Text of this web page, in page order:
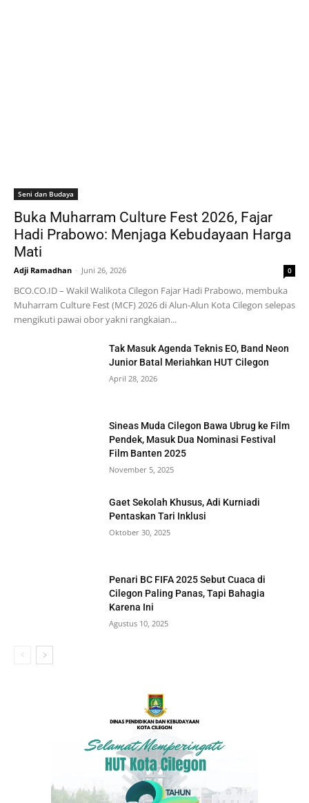
Seni dan Budaya
Buka Muharram Culture Fest 2026, Fajar
Hadi Prabowo: Menjaga Kebudayaan Harga
Mati
Adji Ramadhan - Juni 26, 2026 0
BCO.CO.ID – Wakil Walikota Cilegon Fajar Hadi Prabowo, membuka
Muharram Culture Fest (MCF) 2026 di Alun-Alun Kota Cilegon selepas
mengikuti pawai obor yakni rangkaian...
Tak Masuk Agenda Teknis EO, Band Neon
Junior Batal Meriahkan HUT Cilegon
April 28, 2026
Sineas Muda Cilegon Bawa Ubrug ke Film
Pendek, Masuk Dua Nominasi Festival
Film Banten 2025
November 5, 2025
Gaet Sekolah Khusus, Adi Kurniadi
Pentaskan Tari Inklusi
Oktober 30, 2025
Penari BC FIFA 2025 Sebut Cuaca di
Cilegon Paling Panas, Tapi Bahagia
Karena Ini
Agustus 10, 2025